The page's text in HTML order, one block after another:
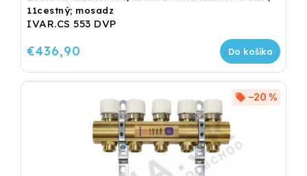
11cestný; mosadz
IVAR.CS 553 DVP
€436,90 Do košíka
–20 %